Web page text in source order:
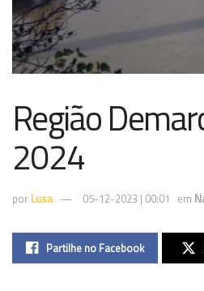
Região
2024
por Lusa 05-12-2023 | 00:01 em
Partilhe no Facebook